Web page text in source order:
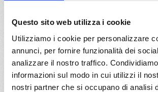
Questo sito web utilizza i cookie
Utilizziamo i cookie per personalizzare
annunci, per fornire funzionalità dei
analizzare il nostro traffico.
informazioni sul modo in cui utilizzi il
nostri partner che si occupano di analisi
13/09/2026
€ 1.131
€
a partire da
€ 1.131